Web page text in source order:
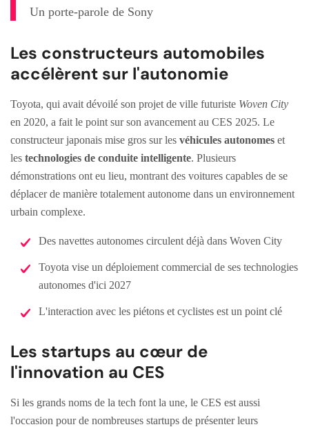
Un porte-parole de Sony
Les constructeurs automobiles
accélèrent sur l'autonomie
Toyota, qui avait dévoilé son projet de ville futuriste Woven City
en 2020, a fait le point sur son avancement au CES 2025. Le
constructeur japonais mise gros sur les véhicules autonomes et
les technologies de conduite intelligente. Plusieurs
démonstrations ont eu lieu, montrant des voitures capables de se
déplacer de manière totalement autonome dans un environnement
urbain complexe.
Des navettes autonomes circulent déjà dans Woven City
Toyota vise un déploiement commercial de ses technologies
autonomes d'ici 2027
L'interaction avec les piétons et cyclistes est un point clé
Les startups au cœur de
l'innovation au CES
Si les grands noms de la tech font la une, le CES est aussi
l'occasion pour de nombreuses startups de présenter leurs